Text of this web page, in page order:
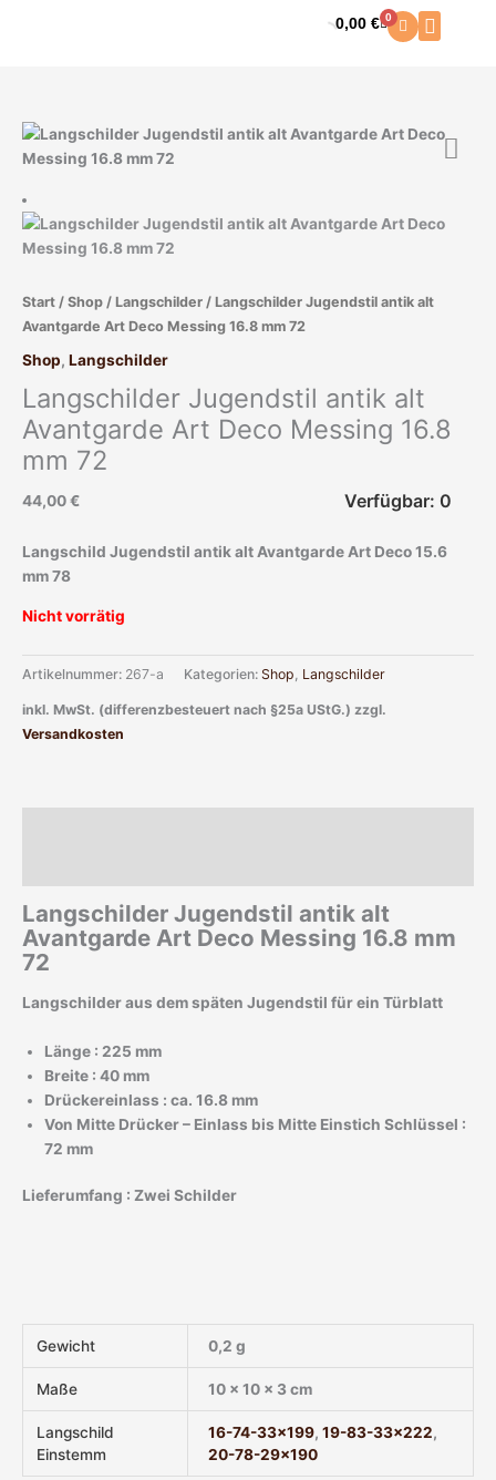
0,00€ 0
Warenkorb
Start / Shop / Langschilder / Langschilder Jugendstil antik alt
Avantgarde Art Deco Messing 16.8 mm 72
Shop, Langschilder
Langschilder Jugendstil antik alt
Avantgarde Art Deco Messing 16.8
mm 72
44,00€ Verfügbar: 0
Langschild Jugendstil antik alt Avantgarde Art Deco 15.6
mm 78
Nicht vorrätig
Artikelnummer: 267-a Kategorien: Shop, Langschilder
inkl. MwSt. (differenzbesteuert nach §25a UStG.) zzgl.
Versandkosten
Langschilder Jugendstil antik alt
Avantgarde Art Deco Messing 16.8 mm
72
Langschilder aus dem späten Jugendstil für ein Türblatt
Länge : 225 mm
Breite : 40 mm
Drückereinlass : ca. 16.8 mm
Von Mitte Drücker – Einlass bis Mitte Einstich Schlüssel :
72 mm
Lieferumfang : Zwei Schilder
Gewicht 0,2 g
Maße 10 × 10 × 3 cm
Langschild
Einstemm
16-74-33×199,19-83-33×222,
20-78-29×190